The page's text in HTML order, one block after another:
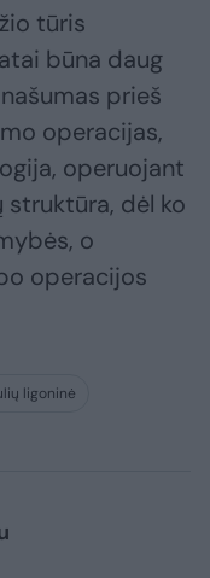
tūris
būna daug
prieš
operacijas,
operuojant
struktūra, dėl ko
o
operacijos
ligoninė